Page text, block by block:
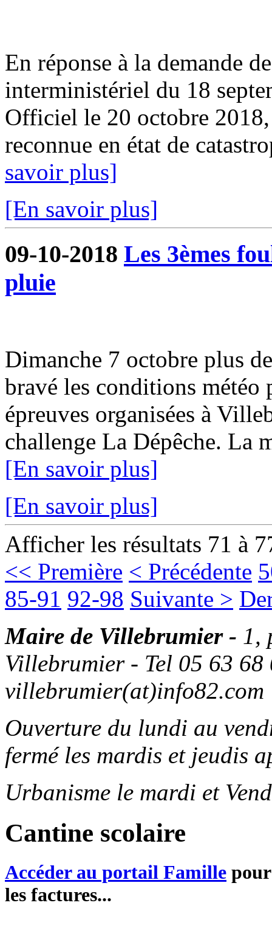
En réponse à la demande
interministériel du 18
Officiel le 20 octobre
reconnue en état de
savoir plus]
[En savoir plus]
09-10-2018 Les 3èmes
pluie
Dimanche 7 octobre plus
bravé les conditions
épreuves organisées à
challenge La Dépêche. La
[En savoir plus]
[En savoir plus]
Afficher les résultats 71 à
<< Première < Précédente
85-91 92-98 Suivante >
Maire de Villebrumier - 1,
Villebrumier - Tel 05 63
villebrumier(at)info82.com
Ouverture du lundi au
fermé les mardis et jeudis
Urbanisme le mardi et
Cantine scolaire
Accéder au portail Famille
les factures...